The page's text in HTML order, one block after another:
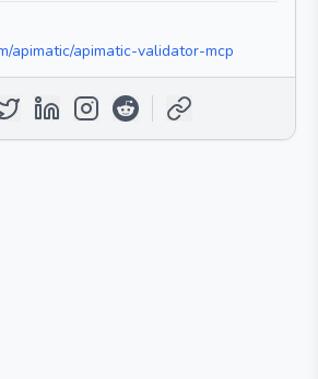
apimatic/apimatic-validator-mcp